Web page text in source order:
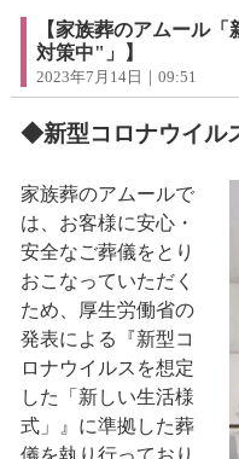
【家族葬のアムール
対策中"」】
2023年7月14日｜09:51
◆新型コロナウイル
家族葬のアムールで
は、お客様に安心・
安全なご葬儀をとり
おこなっていただく
ため、厚生労働省の
発表による『新型コ
ロナウイルスを想定
した「新しい生活様
式」』に準拠した葬
儀を執り行っており